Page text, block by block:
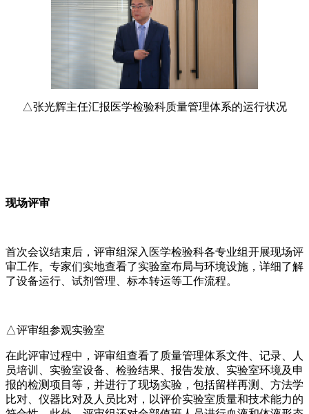
△张光辉主任汇报医学检验科质量管理体系的运行状况
现场评审
首次会议结束后，评审组深入医学检验科各专业组开展现场评
审工作。专家们实地查看了实验室布局与环境设施，详细了解
了设备运行、试剂管理、标本转运等工作流程。
△评审组参观实验室
在此评审过程中，评审组查看了质量管理体系文件、记录、人
员培训、实验室设备、检验结果、报告发放、实验室环境及申
报的检测项目等，并进行了现场实验，包括留样再测、方法学
比对、仪器比对及人员比对，以评价实验室质量和技术能力的